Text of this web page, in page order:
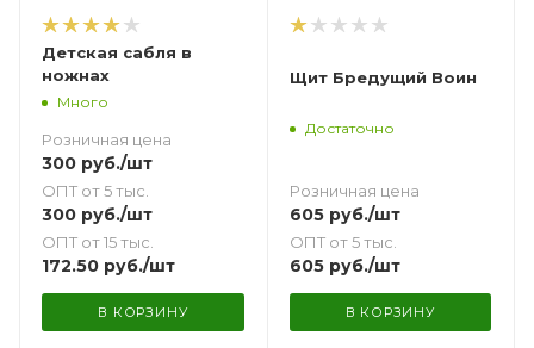
Детская сабля в
ножнах
Много
Розничная цена
300 руб./шт
ОПТ от 5 тыс.
300 руб./шт
ОПТ от 15 тыс.
172.50 руб./шт
В КОРЗИНУ
Щит Бредущий Воин
Достаточно
Розничная цена
605руб./шт
ОПТ от 5 тыс.
605руб./шт
В КОРЗИНУ